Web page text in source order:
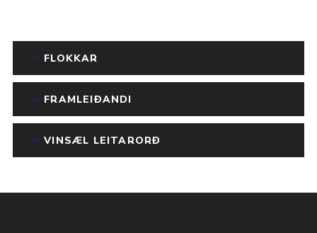
FLOKKAR
FRAMLEIÐANDI
VINSÆL LEITARORÐ